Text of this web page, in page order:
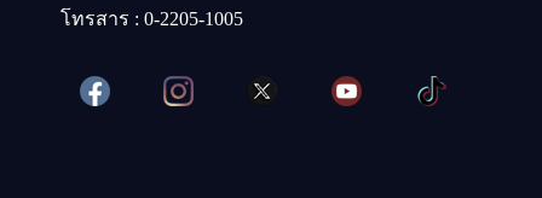
โทรสาร : 0-2205-1005